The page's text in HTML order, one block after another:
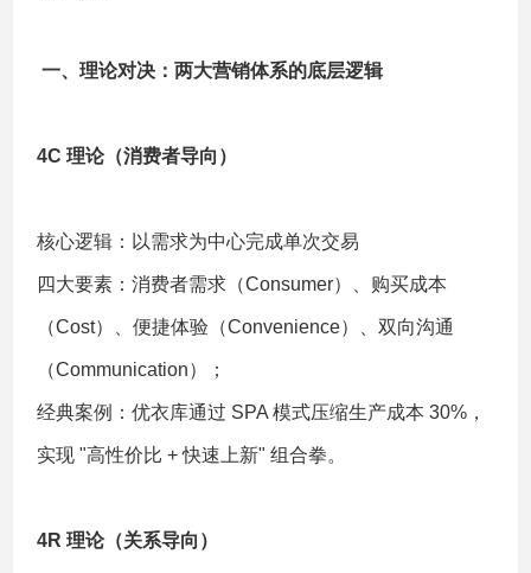
一、理论对决：两大营销体系的底层逻辑
4C 理论（消费者导向）
核心逻辑：以需求为中心完成单次交易
四大要素：消费者需求（Consumer）、购买成本
（Cost）、便捷体验（Convenience）、双向沟通
（Communication）；
经典案例：优衣库通过 SPA 模式压缩生产成本 30%，
实现 "高性价比 + 快速上新" 组合拳。
4R 理论（关系导向）